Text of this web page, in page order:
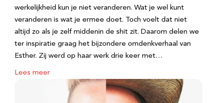
werkelijkheid kun je niet veranderen. Wat je wel kunt
veranderen is wat je ermee doet. Toch voelt dat niet
altijd zo als je zelf middenin de shit zit. Daarom delen we
ter inspiratie graag het bijzondere omdenkverhaal van
Esther. Zij werd op haar werk drie keer met…
Lees meer